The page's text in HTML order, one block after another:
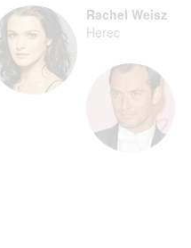
Rachel Weisz
Herec